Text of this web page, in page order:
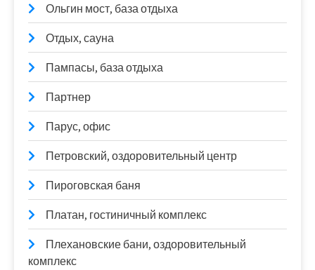
Ольгин мост, база отдыха
Отдых, сауна
Пампасы, база отдыха
Партнер
Парус, офис
Петровский, оздоровительный центр
Пироговская баня
Платан, гостиничный комплекс
Плехановские бани, оздоровительный
комплекс